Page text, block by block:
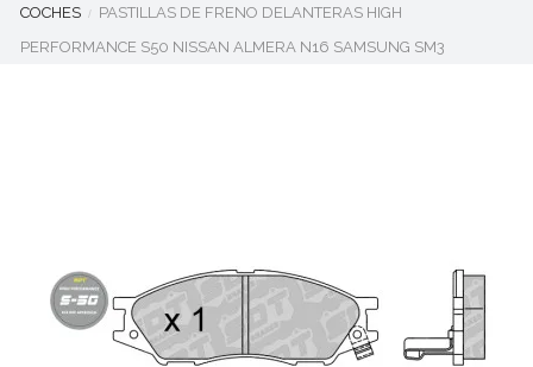
COCHES
PASTILLAS DE FRENO DELANTERAS HIGH
PERFORMANCE S50 NISSAN ALMERA N16 SAMSUNG SM3